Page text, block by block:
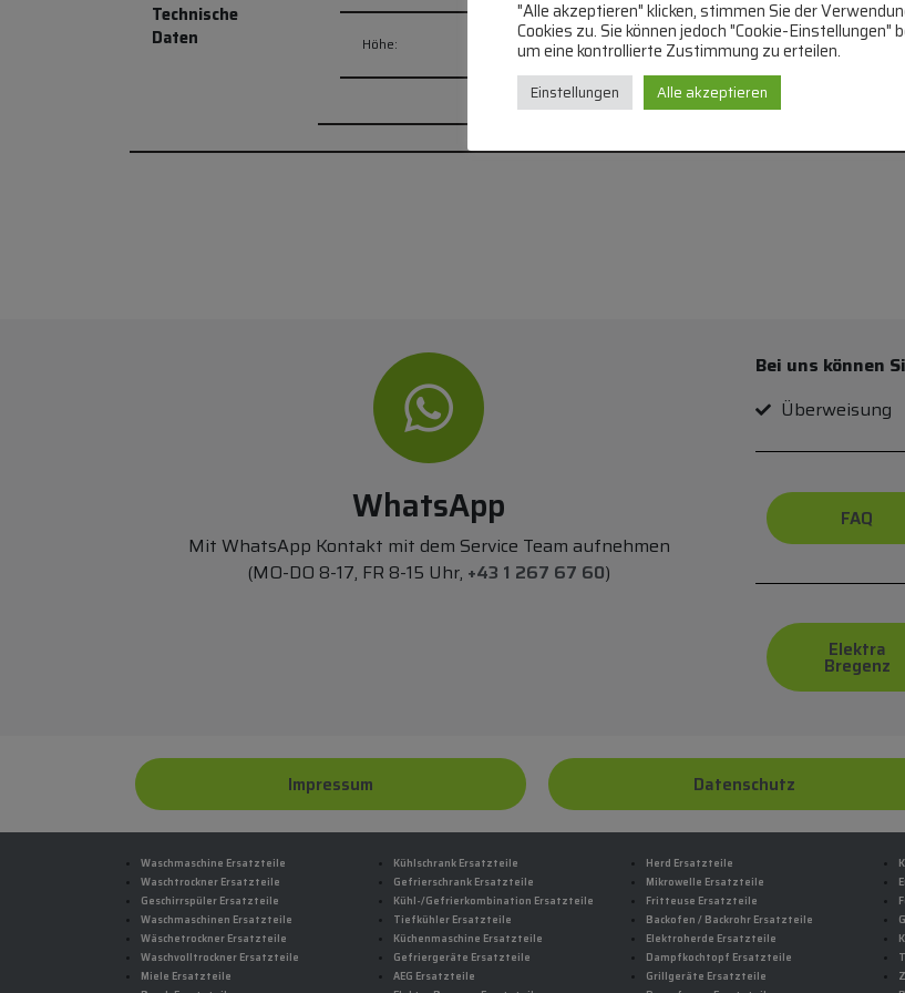
Technische
Daten
Höhe: 38,5 cm
WhatsApp
Mit WhatsApp Kontakt mit dem Service Team aufnehmen
(MO-DO 8-17, FR 8-15 Uhr, +43 1 267 67 60)
Bei uns können
Überweisung
FAQ
Elektra
Bregenz
Impressum Datenschutz
Waschmaschine Ersatzteile
Waschtrockner Ersatzteile
Geschirrspüler Ersatzteile
Waschmaschinen Ersatzteile
Wäschetrockner Ersatzteile
Waschvolltrockner Ersatzteile
Miele Ersatzteile
Kühlschrank Ersatzteile
Gefrierschrank Ersatzteile
Kühl-/Gefrierkombination Ersatzteile
Tiefkühler Ersatzteile
Küchenmaschine Ersatzteile
Gefriergeräte Ersatzteile
AEG Ersatzteile
Herd Ersatzteile
Mikrowelle Ersatzteile
Fritteuse Ersatzteile
Backofen / Backrohr Ersatzteile
Elektroherde Ersatzteile
Dampfkochtopf Ersatzteile
Grillgeräte Ersatzteile
"Alle akzeptieren" klicken, stimmen Sie der
Cookies zu. Sie können jedoch "Cookie-Einstellungen"
um eine kontrollierte Zustimmung zu erteilen.
Einstellungen Alle akzeptieren